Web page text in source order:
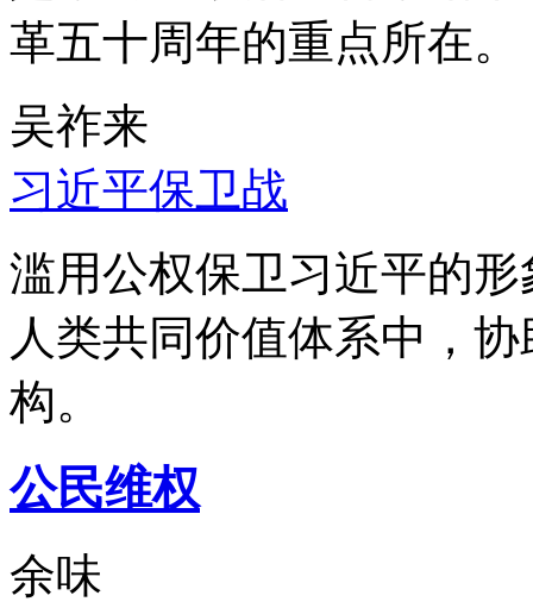
革五十周年的重点所在。
吴祚来
习近平保卫战
滥用公权保卫习近平的
人类共同价值体系中，
构。
公民维权
余味